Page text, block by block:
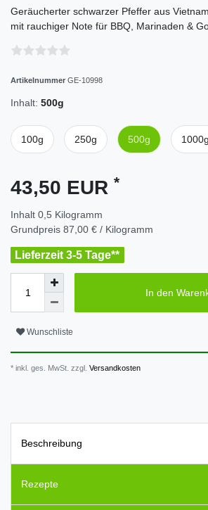
Geräucherter schwarzer Pfeffer aus
mit rauchiger Note für BBQ, Marinaden &
Artikelnummer GE-10998
Inhalt: 500g
100g 250g 500g 1000g
43,50 EUR *
Inhalt 0,5 Kilogramm
Grundpreis 87,00 € / Kilogramm
Lieferzeit 3-5 Tage**
In den
Wunschliste
* inkl. ges. MwSt. zzgl. Versandkosten
Beschreibung
Rezepte